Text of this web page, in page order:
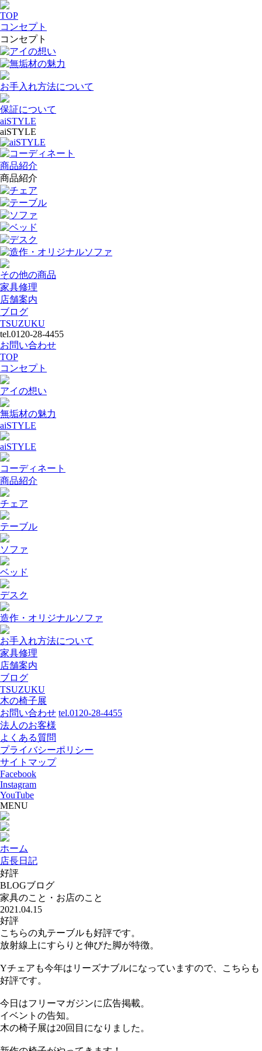
TOP
コンセプト
コンセプト
アイの想い
無垢材の魅力
お手入れ方法について
保証について
aiSTYLE
aiSTYLE
aiSTYLE
コーディネート
商品紹介
商品紹介
チェア
テーブル
ソファ
ベッド
デスク
造作・オリジナルソファ
その他の商品
家具修理
店舗案内
ブログ
TSUZUKU
tel.0120-28-4455
お問い合わせ
TOP
コンセプト
アイの想い
無垢材の魅力
aiSTYLE
aiSTYLE
コーディネート
商品紹介
チェア
テーブル
ソファ
ベッド
デスク
造作・オリジナルソファ
お手入れ方法について
家具修理
店舗案内
ブログ
TSUZUKU
木の椅子展
お問い合わせ tel.0120-28-4455
法人のお客様
よくある質問
プライバシーポリシー
サイトマップ
Facebook
Instagram
YouTube
MENU
ホーム
店長日記
好評
BLOGブログ
家具のこと・お店のこと
2021.04.15
好評
こちらの丸テーブルも好評です。
放射線上にすらりと伸びた脚が特徴。
Yチェアも今年はリーズナブルになっていますので、こちらも
好評です。
今日はフリーマガジンに広告掲載。
イベントの告知。
木の椅子展は20回目になりました。